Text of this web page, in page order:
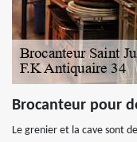
Brocanteur pour
Le grenier et la cave sont